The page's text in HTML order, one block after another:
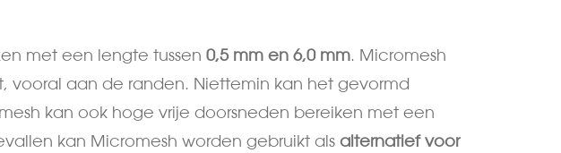
met een lengte tussen 0,5 mm en 6,0 mm. Micromesh
aan de randen. Niettemin kan het gevormd
kan ook hoge vrije doorsneden bereiken met een
kan Micromesh worden gebruikt als alternatief voor